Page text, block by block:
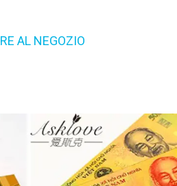
AL NEGOZIO